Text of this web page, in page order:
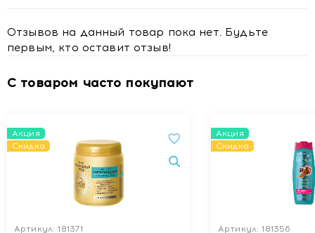
Отзывов на данный товар пока нет. Будьте
первым, кто оставит отзыв!
С товаром часто покупают
Акция
Скидка
Артикул: 181371
Акция
Скидка
Артикул: 181356